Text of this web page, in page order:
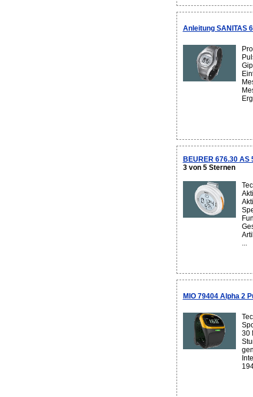
Anleitung SANITAS
BEURER 676.30
3 von 5 Sternen
...
MIO 79404 Alpha 2
30